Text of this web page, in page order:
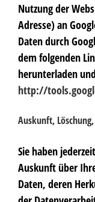
Nutzung der
Adresse) an
Daten durch
dem folgenden
herunterladen
http://
Auskunft,
Sie haben
Auskunft über
Daten, deren